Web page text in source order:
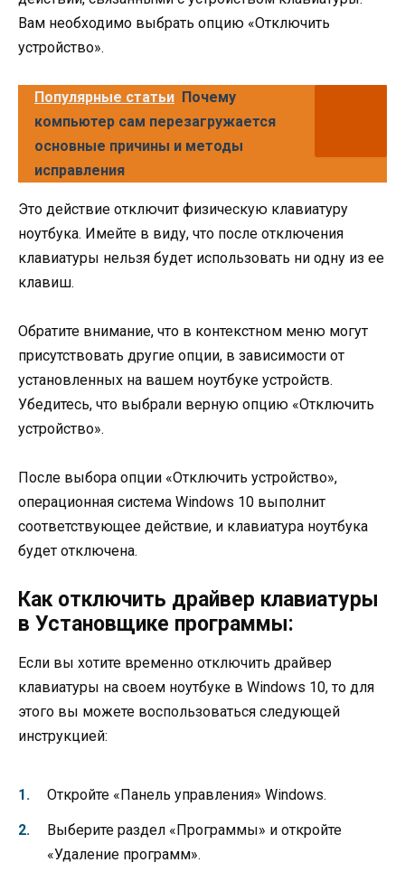
Вам необходимо выбрать опцию «Отключить
устройство».
Популярные статьи Почему
компьютер сам перезагружается
основные причины и методы
исправления
Это действие отключит физическую клавиатуру
ноутбука. Имейте в виду, что после отключения
клавиатуры нельзя будет использовать ни одну из ее
клавиш.
Обратите внимание, что в контекстном меню могут
присутствовать другие опции, в зависимости от
установленных на вашем ноутбуке устройств.
Убедитесь, что выбрали верную опцию «Отключить
устройство».
После выбора опции «Отключить устройство»,
операционная система Windows 10 выполнит
соответствующее действие, и клавиатура ноутбука
будет отключена.
Как отключить драйвер клавиатуры
в Установщике программы:
Если вы хотите временно отключить драйвер
клавиатуры на своем ноутбуке в Windows 10, то для
этого вы можете воспользоваться следующей
инструкцией:
Откройте «Панель управления» Windows.
Выберите раздел «Программы» и откройте
«Удаление программ».